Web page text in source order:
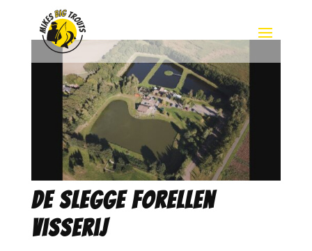
De Slegge Forellen
Visserij